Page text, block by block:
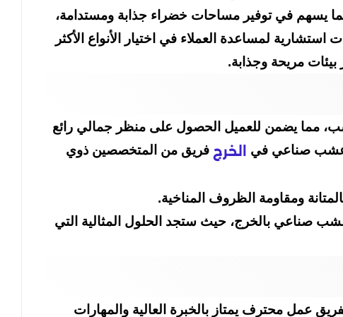
يسهم في توفير مساحات خضراء جذابة ومستدامة،
لمساعدة العملاء في اختيار الأنواع الأكثر
مريحة وجذابة.
مما يضمن للعميل الحصول على منظر جمالي رائع
عشب صناعي في
الخرج فريق من المتخصصين ذوي
ومقاومة الظروف المناخية.
صناعي بالخرج، حيث ستجد الحلول المثالية التي
عمل محترف يمتاز بالخبرة العالية والمهارات